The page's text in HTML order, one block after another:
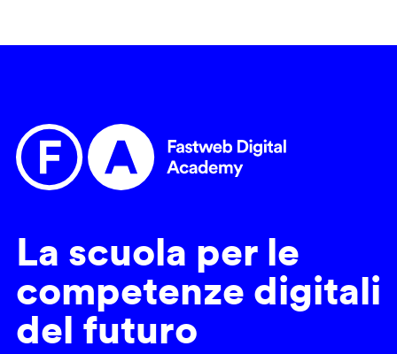
La scuola per le
competenze digitali
del futuro